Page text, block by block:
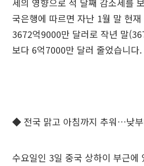
국은행에 따르면 자난 1월 말 현
3672억9000만 달러로 작년 말
보다 6억7000만 달러 줄었습니다.
◆ 전국 맑고 아침까지 추워…낮부
수요일인 3일 중국 상하이 부근에